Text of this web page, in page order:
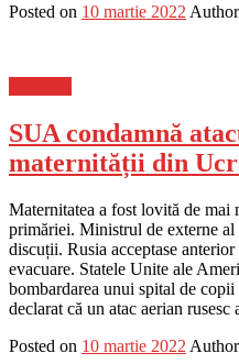
Posted on 10 martie 2022 Author
SUA condamnă
maternității din
Maternitatea a fost lovită de mai
primăriei. Ministrul de externe al
discuții. Rusia acceptase
evacuare. Statele Unite ale
bombardarea unui spital de
declarat că un atac aerian
Posted on 10 martie 2022 Author